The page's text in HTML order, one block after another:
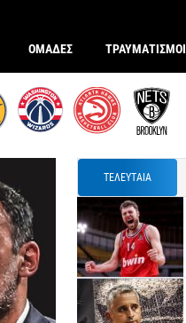
ΟΜΑΔΕΣ ΤΡΑΥΜΑΤΙΣΜΟΙ
ΤΕΛΕΥΤΑΙΑ